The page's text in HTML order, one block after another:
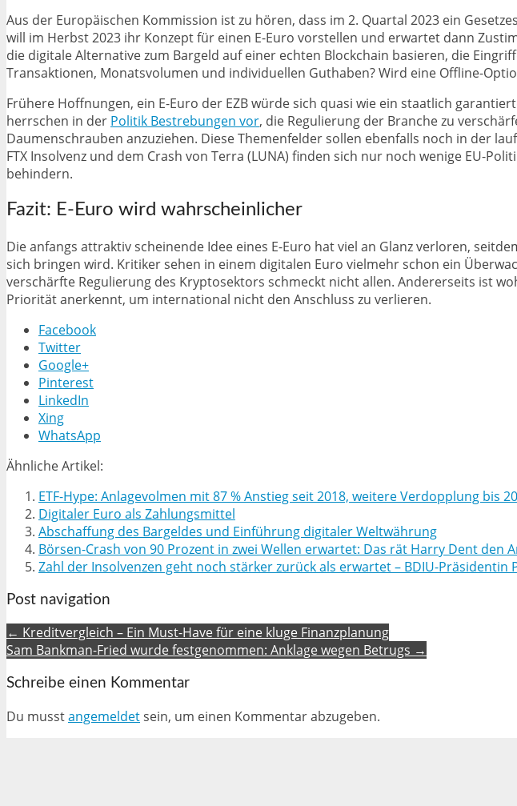
Aus der Europäischen Kommission ist zu hören, dass im 2. Quartal 2023 ein
will im Herbst 2023 ihr Konzept für einen E-Euro vorstellen und erwartet dann
die digitale Alternative zum Bargeld auf einer echten Blockchain basieren, die
Transaktionen, Monatsvolumen und individuellen Guthaben? Wird eine Offline-
Frühere Hoffnungen, ein E-Euro der EZB würde sich quasi wie ein staatlich
herrschen in der Politik Bestrebungen vor, die Regulierung der Branche zu
Daumenschrauben anzuziehen. Diese Themenfelder sollen ebenfalls noch in der
FTX Insolvenz und dem Crash von Terra (LUNA) finden sich nur noch wenige EU-
behindern.
Fazit: E-Euro wird wahrscheinlicher
Die anfangs attraktiv scheinende Idee eines E-Euro hat viel an Glanz verloren,
sich bringen wird. Kritiker sehen in einem digitalen Euro vielmehr schon ein
verschärfte Regulierung des Kryptosektors schmeckt nicht allen. Andererseits ist
Priorität anerkennt, um international nicht den Anschluss zu verlieren.
Facebook
Twitter
Google+
Pinterest
LinkedIn
Xing
WhatsApp
Ähnliche Artikel:
ETF-Hype: Anlagevolmen mit 87 % Anstieg seit 2018, weitere Verdopplung bis
Digitaler Euro als Zahlungsmittel
Abschaffung des Bargeldes und Einführung digitaler Weltwährung
Börsen-Crash von 90 Prozent in zwei Wellen erwartet: Das rät Harry Dent den
Zahl der Insolvenzen geht noch stärker zurück als erwartet – BDIU-Präsidentin
Post navigation
← Kreditvergleich – Ein Must-Have für eine kluge Finanzplanung
Sam Bankman-Fried wurde festgenommen: Anklage wegen Betrugs →
Schreibe einen Kommentar
Du musstangemeldetsein, um einen Kommentar abzugeben.